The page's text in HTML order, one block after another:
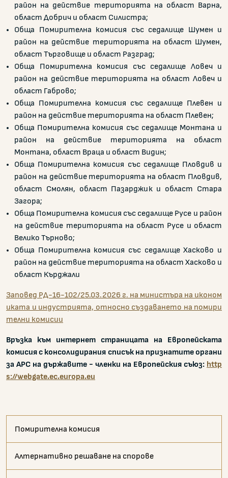
район на действие територията на област Варна,
област Добрич и област Силистра;
Обща Помирителна комисия със седалище Шумен и
район на действие територията на област Шумен,
област Търговище и област Разград;
Обща Помирителна комисия със седалище Ловеч и
район на действие територията на област Ловеч и
област Габрово;
Обща Помирителна комисия със седалище Плевен и
район на действие територията на област Плевен;
Обща Помирителна комисия със седалище Монтана и
район на действие територията на област
Монтана, област Враца и област Видин;
Обща Помирителна комисия със седалище Пловдив и
район на действие територията на област Пловдив,
област Смолян, област Пазарджик и област Стара
Загора;
Обща Помирителна комисия със седалище Русе и район
на действие територията на област Русе и област
Велико Търново;
Обща Помирителна комисия със седалище Хасково и
район на действие територията на област Хасково и
област Кърджали
Заповед РД-16-102/25.03.2026 г. на министъра на иконом
иката и индустрията, относно създаването на помири
телни комисии
Връзка към интернет страницата на Европейската
комисия с консолидирания списък на признатите органи
за АРС на държавите - членки на Европейския съюз: http
s://webgate.ec.europa.eu
Помирителна комисия
Алтернативно решаване на спорове